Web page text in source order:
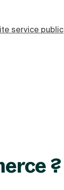
service public
?